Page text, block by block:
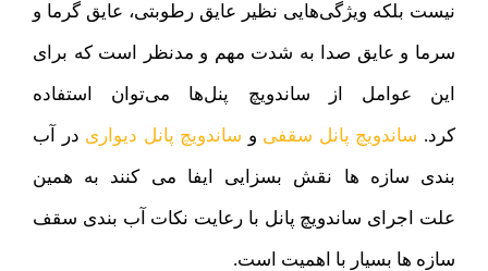
نیست بلکه ویژگی‌هایی نظیر عایق رطوبتی، عایق گرما و
سرما و عایق صدا به شدت مهم و مدنظر است که برای
این عوامل از ساندویچ پنل‌ها می‌توان استفاده
کرد. ساندویچ پانل سقفی و ساندویچ پانل دیواری در آب
بندی سازه ها نقش بسزایی ایفا می کنند به همین
علت
اجرای ساندویچ پانل با رعایت نکات آب بندی سقف
سازه ها بسیار با اهمیت است.